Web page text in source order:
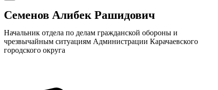
Семенов Алибек Рашидович
Начальник отдела по делам гражданской обороны и
чрезвычайным ситуациям Администрации Карачаевского
городского округа